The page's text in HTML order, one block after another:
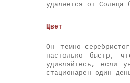
удаляется от
Цвет
Он темно-
настолько быстр,
удивляйтесь, если
стационарен один